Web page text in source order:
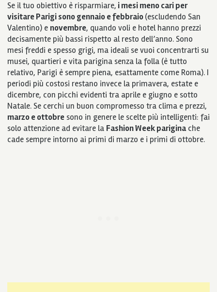
Se il tuo obiettivo è risparmiare, i mesi meno cari per
visitare Parigi sono gennaio e febbraio(escludendo San
Valentino) e novembre, quando voli e hotel hanno prezzi
decisamente più bassi rispetto al resto dell’anno. Sono
mesi freddi e spesso grigi, ma ideali se vuoi concentrarti su
musei, quartieri e vita parigina senza la folla (è tutto
relativo, Parigi è sempre piena, esattamente come Roma). I
periodi più costosi restano invece la primavera, estate e
dicembre, con picchi evidenti tra aprile e giugno e sotto
Natale. Se cerchi un buon compromesso tra clima e prezzi,
marzo e ottobre sono in genere le scelte più intelligenti: fai
solo attenzione ad evitare la Fashion Week pariginache
cade sempre intorno ai primi di marzo e i primi di ottobre.